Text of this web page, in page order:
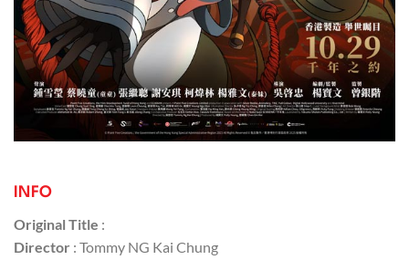
INFO
Original Title :
Director : Tommy NG Kai Chung